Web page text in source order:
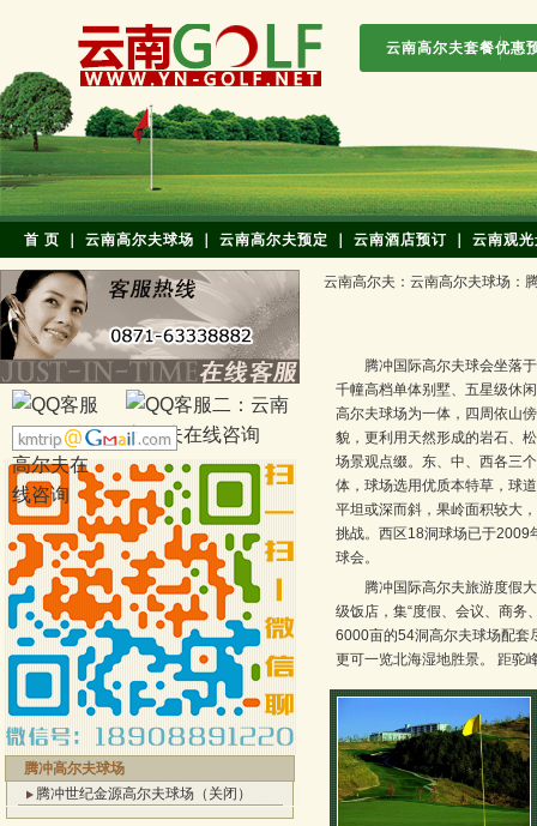
云南高尔夫套餐优惠
首 页 云南高尔夫球场 云南高尔夫预定 云南酒店预订 云南观
腾冲高尔夫球场
腾冲世纪金源高尔夫球场（关闭）
云南高尔夫 ： 云南高尔夫球场 ：
腾冲国际高尔夫球会坐落
千幢高档单体别墅、五星级休
高尔夫球场为一体，四周依山
貌，更利用天然形成的岩石、
场景观点缀。东、中、西各三
体，球场选用优质本特草，球
平坦或深而斜，果岭面积较大
挑战。西区18洞球场已于2009
球会。
腾冲国际高尔夫旅游度假
级饭店，集“度假、会议、商务
6000亩的54洞高尔夫球场配套
更可一览北海湿地胜景。 距驼